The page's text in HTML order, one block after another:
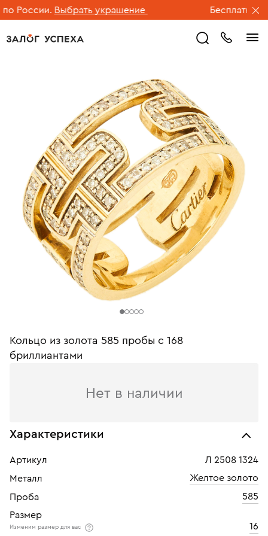
России. Выбрать украшение Бесплатная
Кольцо из золота 585 пробы c 168
бриллиантами
Нет в наличии
Характеристики
Артикул
Л 2508 1324
Металл
Желтое золото
Проба
585
Размер
Изменим размер для вас
16